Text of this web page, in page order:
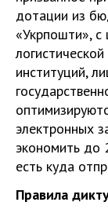
дотации из
«Укрпошти», с
институций,
электронных
экономить до
есть куда
Правила